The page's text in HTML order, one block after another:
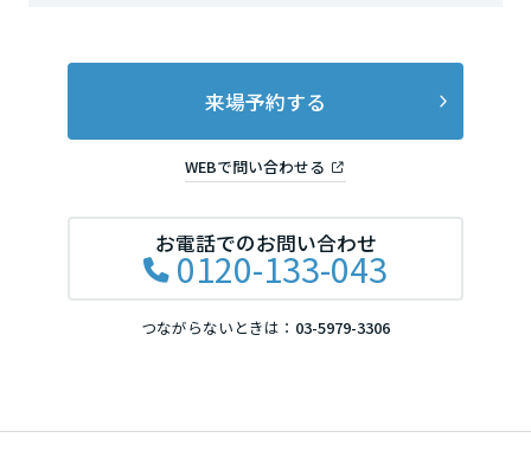
来場予約する
WEBで問い合わせる
お電話でのお問い合わせ
0120-133-043
つながらないときは： 03-5979-3306
大阪府